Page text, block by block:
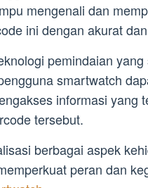
mengenali dan
ini dengan akurat
pemindaian yang
smartwatch
informasi yang
tersebut.
berbagai aspek
peran dan